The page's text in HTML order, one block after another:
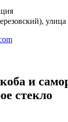
и
стекло